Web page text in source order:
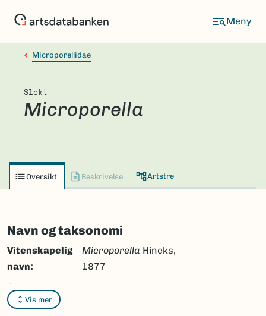
Microporellidae
Slekt
Microporella
Oversikt Beskrivelse Artstre
Navn og taksonomi
Vis mer
Vitenskapelig
navn:
Microporella Hincks,
1877
Synonymer:
Bokmål:Ingen